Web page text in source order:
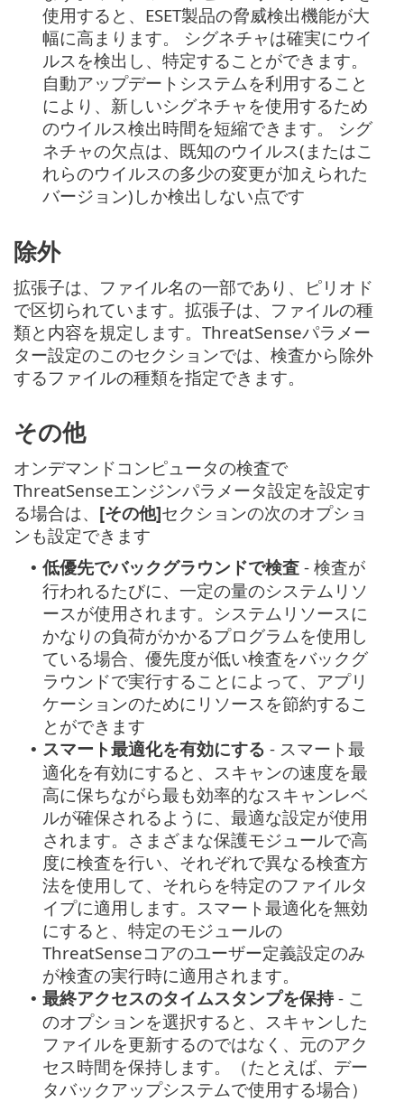
使用すると、ESET製品の脅威検出機能が大
幅に高まります。 シグネチャは確実にウイ
ルスを検出し、特定することができます。
自動アップデートシステムを利用すること
により、新しいシグネチャを使用するため
のウイルス検出時間を短縮できます。 シグ
ネチャの欠点は、既知のウイルス(またはこ
れらのウイルスの多少の変更が加えられた
バージョン)しか検出しない点です
除外
拡張子は、ファイル名の一部であり、ピリオド
で区切られています。拡張子は、ファイルの種
類と内容を規定します。ThreatSenseパラメー
ター設定のこのセクションでは、検査から除外
するファイルの種類を指定できます。
その他
オンデマンドコンピュータの検査で
ThreatSenseエンジンパラメータ設定を設定す
る場合は、 [その他]セクションの次のオプショ
ンも設定できます
• 低優先でバックグラウンドで検査 - 検査が
行われるたびに、一定の量のシステムリソ
ースが使用されます。システムリソースに
かなりの負荷がかかるプログラムを使用し
ている場合、優先度が低い検査をバックグ
ラウンドで実行することによって、アプリ
ケーションのためにリソースを節約するこ
とができます
• スマート最適化を有効にする - スマート最
適化を有効にすると、スキャンの速度を最
高に保ちながら最も効率的なスキャンレベ
ルが確保されるように、最適な設定が使用
されます。さまざまな保護モジュールで高
度に検査を行い、それぞれで異なる検査方
法を使用して、それらを特定のファイルタ
イプに適用します。スマート最適化を無効
にすると、特定のモジュールの
ThreatSenseコアのユーザー定義設定のみ
が検査の実行時に適用されます。
• 最終アクセスのタイムスタンプを保持- こ
のオプションを選択すると、スキャンした
ファイルを更新するのではなく、元のアク
セス時間を保持します。（たとえば、デー
タバックアップシステムで使用する場合）